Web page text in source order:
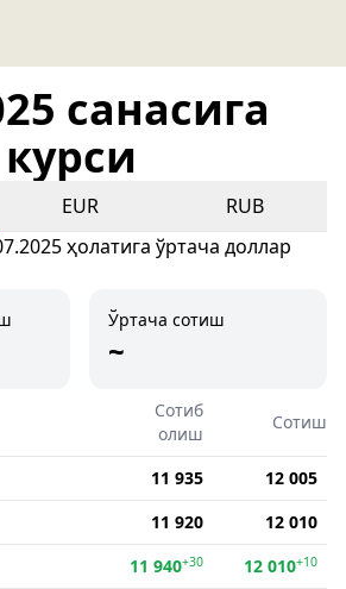
санасига
EUR
RUB
ҳолатига ўртача доллар
Ўртача сотиш
~
Сотиб
олиш
Сотиш
11 935
12 005
11 920
12 010
11 940+30 12 010+10